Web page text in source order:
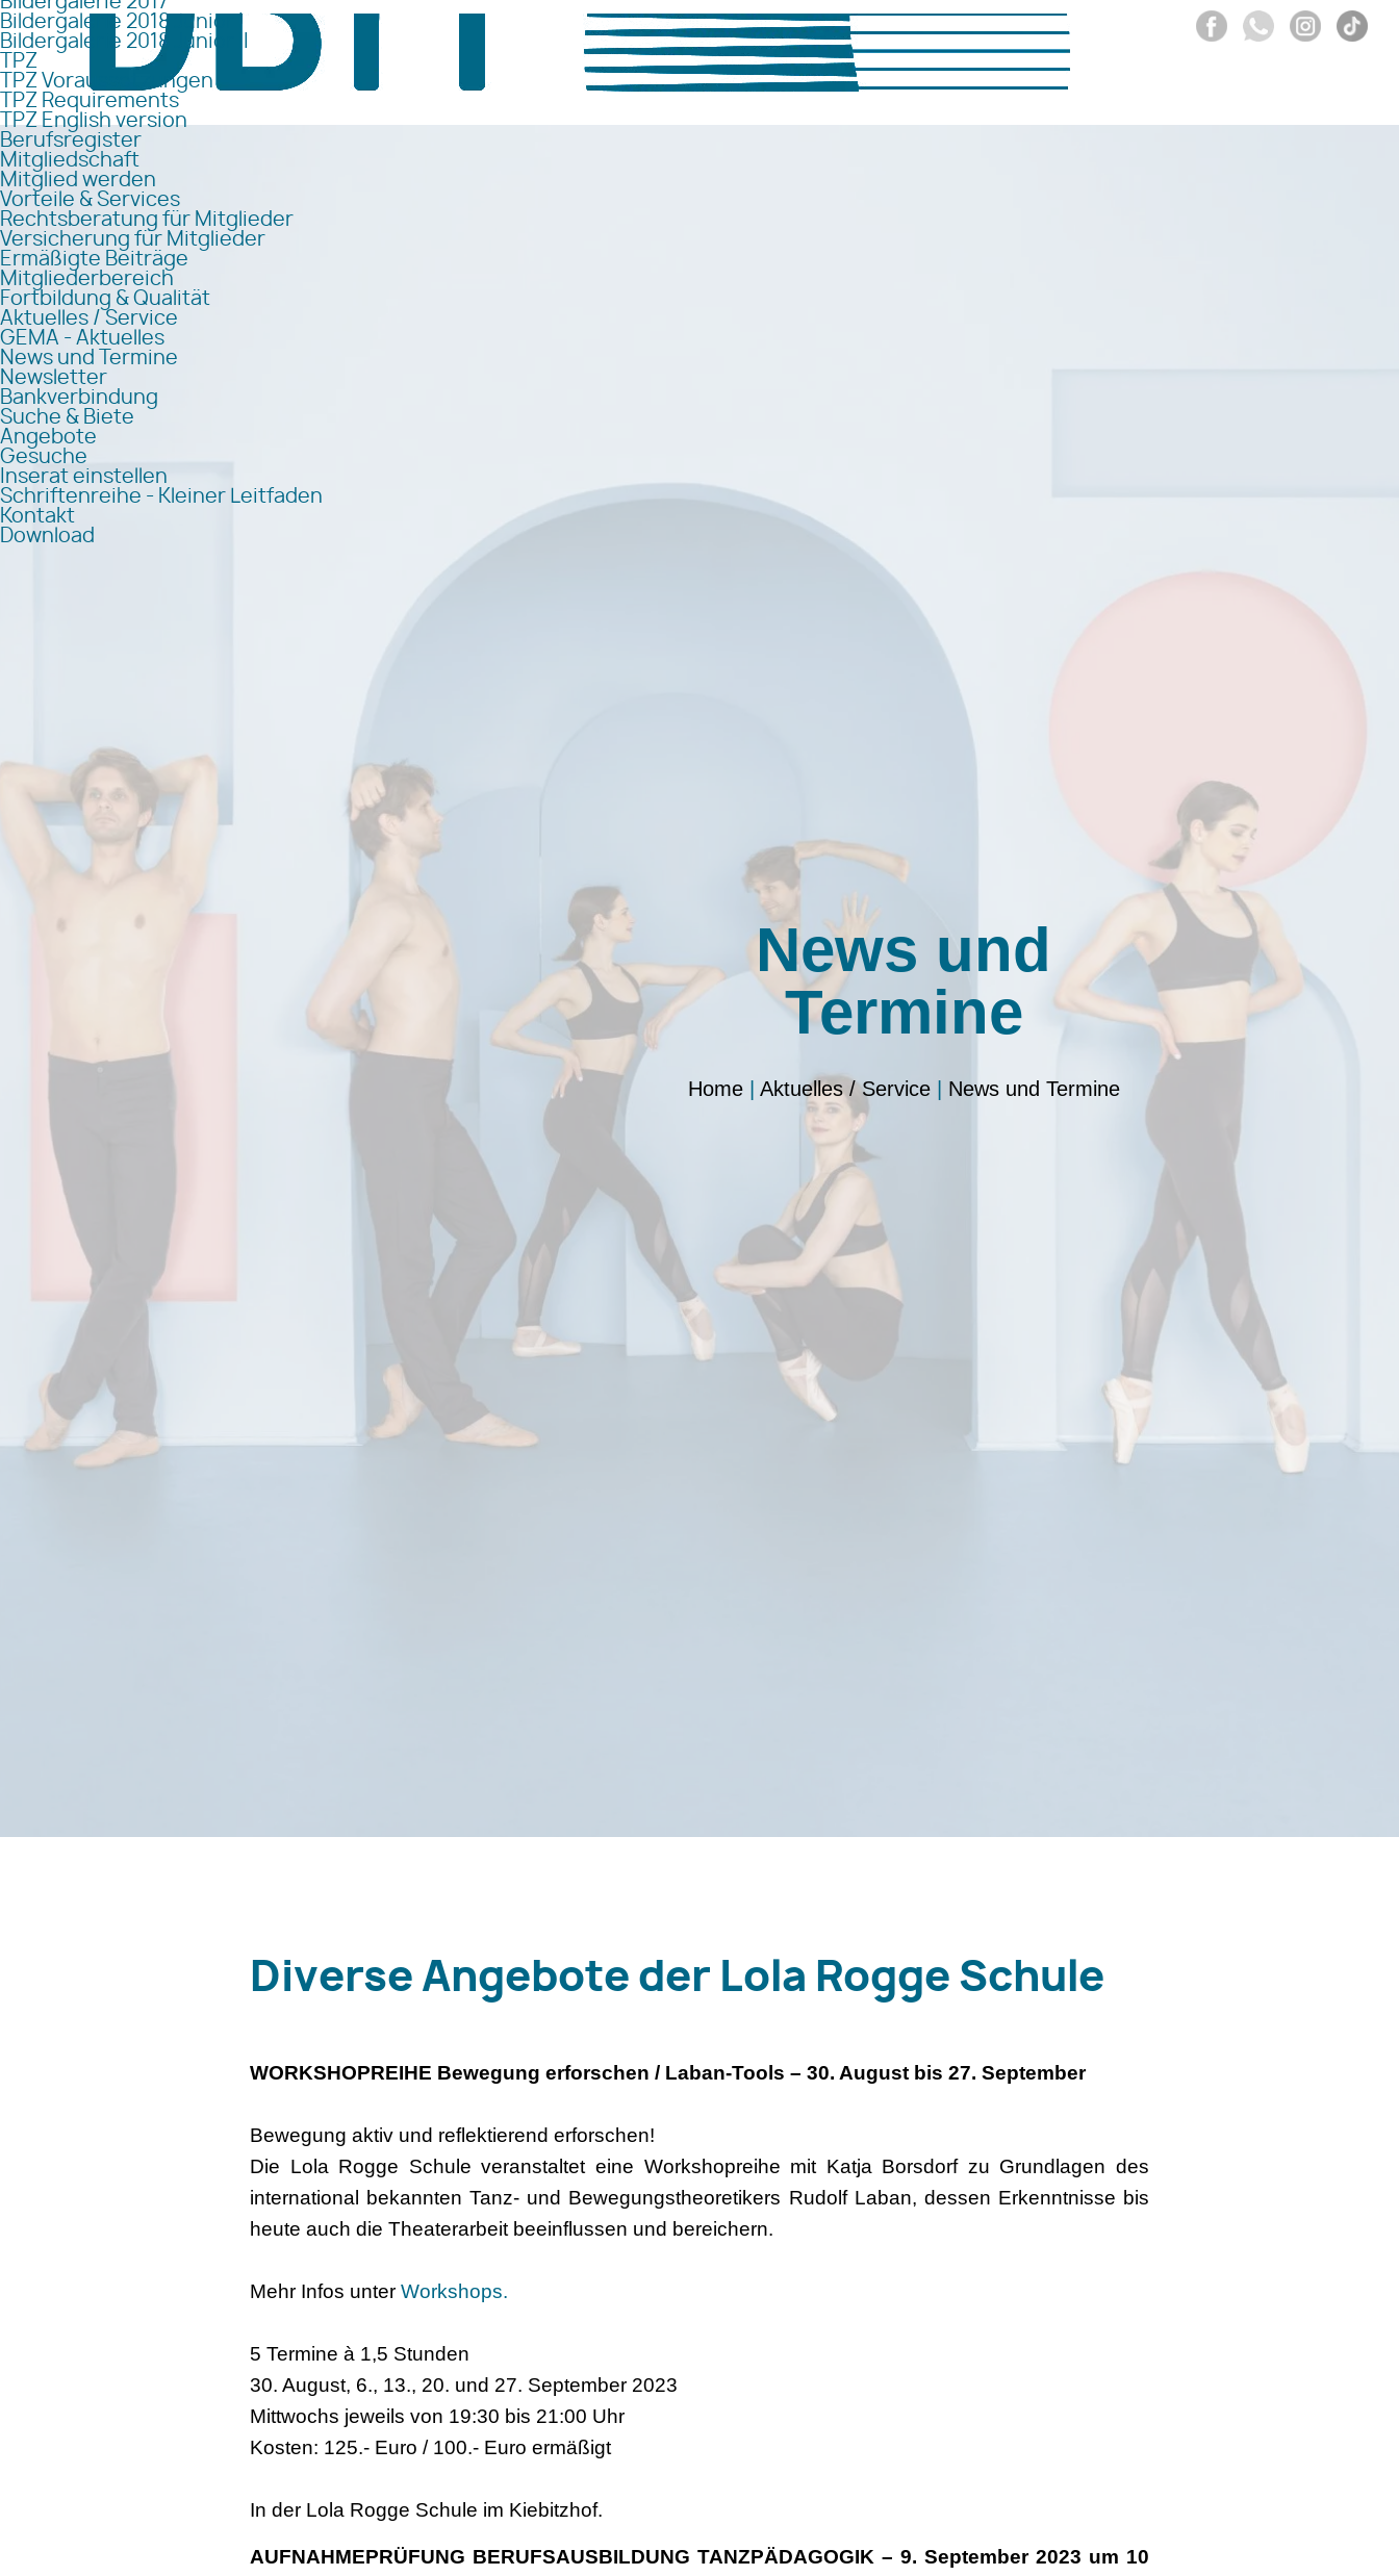
Bildergalerie 2018 Junior I
Bildergalerie 2018 Junior II
TPZ
TPZ Voraussetzungen
TPZ Requirements
TPZ English version
Berufsregister
Mitgliedschaft
Mitglied werden
Vorteile & Services
Rechtsberatung für Mitglieder
Versicherung für Mitglieder
Ermäßigte Beiträge
Mitgliederbereich
Fortbildung & Qualität
Aktuelles / Service
GEMA - Aktuelles
News und Termine
Newsletter
Bankverbindung
Suche & Biete
Angebote
Gesuche
Inserat einstellen
Schriftenreihe - Kleiner Leitfaden
Kontakt
Download
News und
Termine
Home| Aktuelles / Service| News und Termine
Diverse Angebote der Lola Rogge Schule
WORKSHOPREIHE Bewegung erforschen / Laban-Tools – 30. August bis 27. September
Bewegung aktiv und reflektierend erforschen!
Die Lola Rogge Schule veranstaltet eine Workshopreihe mit Katja Borsdorf zu Grundlagen des
international bekannten Tanz- und Bewegungstheoretikers Rudolf Laban, dessen Erkenntnisse bis
heute auch die Theaterarbeit beeinflussen und bereichern.
Mehr Infos unter Workshops.
5 Termine à 1,5 Stunden
30. August, 6., 13., 20. und 27. September 2023
Mittwochs jeweils von 19:30 bis 21:00 Uhr
Kosten: 125.- Euro / 100.- Euro ermäßigt
In der Lola Rogge Schule im Kiebitzhof.
AUFNAHMEPRÜFUNG BERUFSAUSBILDUNG TANZPÄDAGOGIK – 9. September 2023 um 10